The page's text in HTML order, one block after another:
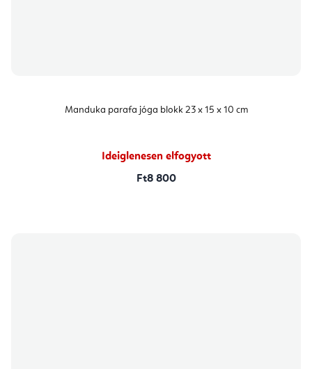
Manduka parafa jóga blokk 23 x 15 x 10 cm
Ideiglenesen elfogyott
Ft8 800